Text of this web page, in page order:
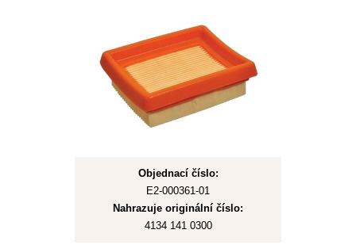
Objednací číslo:
E2-000361-01
Nahrazuje originální číslo:
4134 141 0300